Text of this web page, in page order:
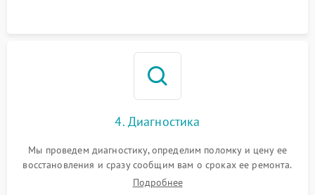
4. Диагностика
Мы проведем диагностику, определим поломку и цену ее
восстановления и сразу сообщим вам о сроках ее ремонта.
Подробнее